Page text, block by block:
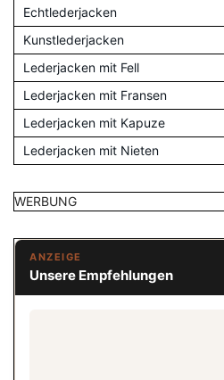
Echtlederjacken
Kunstlederjacken
Lederjacken mit Fell
Lederjacken mit Fransen
Lederjacken mit Kapuze
Lederjacken mit Nieten
WERBUNG
ANZEIGE
Unsere Empfehlungen